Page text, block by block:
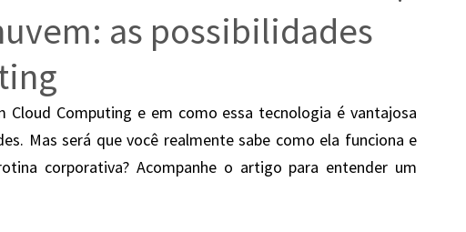
as possibilidades
Cloud Computing e em como essa tecnologia é vantajosa
Mas será que você realmente sabe como ela funciona e
corporativa? Acompanhe o artigo para entender um